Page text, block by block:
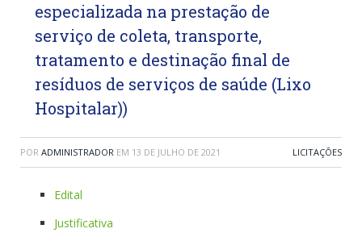
especializada na prestação de
serviço de coleta, transporte,
tratamento e destinação final de
resíduos de serviços de saúde (Lixo
Hospitalar))
POR ADMINISTRADOR EM 13 DE JULHO DE 2021 LICITAÇÕES
Edital
Justificativa